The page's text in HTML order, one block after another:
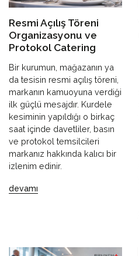
Resmi Açılış Töreni
Organizasyonu ve
Protokol Catering
Bir kurumun, mağazanın ya
da tesisin resmi açılış töreni,
markanın kamuoyuna verdiği
ilk güçlü mesajdır. Kurdele
kesiminin yapıldığı o birkaç
saat içinde davetliler, basın
ve protokol temsilcileri
markanız hakkında kalıcı bir
izlenim edinir.
devamı